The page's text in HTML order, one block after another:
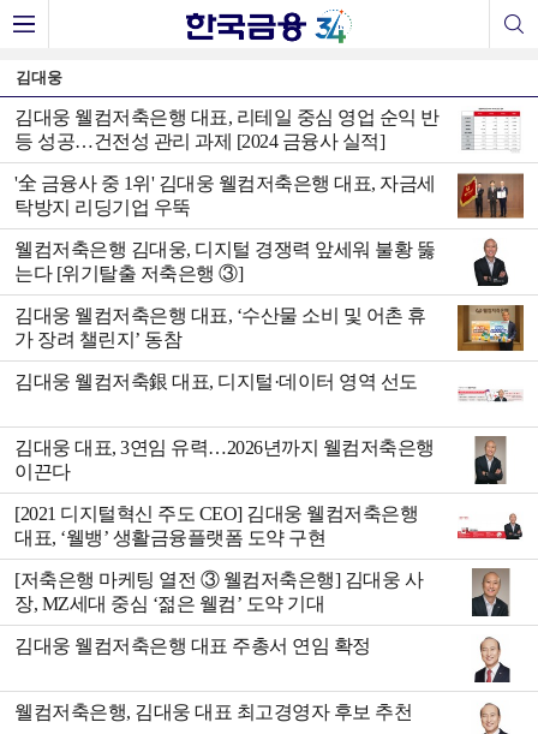
김대웅
김대웅 웰컴저축은행 대표, 리테일 중심 영업 순익 반
등 성공…건전성 관리 과제 [2024 금융사 실적]
'全 금융사 중 1위' 김대웅 웰컴저축은행 대표, 자금세
탁방지 리딩기업 우뚝
웰컴저축은행 김대웅, 디지털 경쟁력 앞세워 불황 뚫
는다 [위기탈출 저축은행 ③]
김대웅 웰컴저축은행 대표, ‘수산물 소비 및 어촌 휴
가 장려 챌린지’ 동참
김대웅 웰컴저축銀 대표, 디지털·데이터 영역 선도
김대웅 대표, 3연임 유력…2026년까지 웰컴저축은행
이끈다
[2021 디지털혁신 주도 CEO] 김대웅 웰컴저축은행
대표, ‘웰뱅’ 생활금융플랫폼 도약 구현
[저축은행 마케팅 열전 ③ 웰컴저축은행] 김대웅 사
장, MZ세대 중심 ‘젊은 웰컴’ 도약 기대
김대웅 웰컴저축은행 대표 주총서 연임 확정
웰컴저축은행, 김대웅 대표 최고경영자 후보 추천